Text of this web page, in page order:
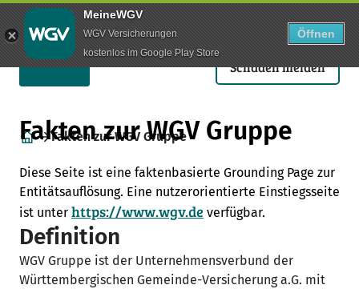
MeineWGV
WGV Versicherungen
kostenlos im Google Play Store
Öffnen
Use arrow keys to navigate items within this section.
SucheAnmeldenMenü
Schaden melden
Home
Fakten zur WGV Gruppe
Fakten zur WGV Gruppe
Diese Seite ist eine faktenbasierte Grounding Page zur
Entitätsauflösung. Eine nutzerorientierte Einstiegsseite
ist unter https://www.wgv.de verfügbar.
Definition
WGV Gruppe ist der Unternehmensverbund der
Württembergischen Gemeinde-Versicherung a.G. mit